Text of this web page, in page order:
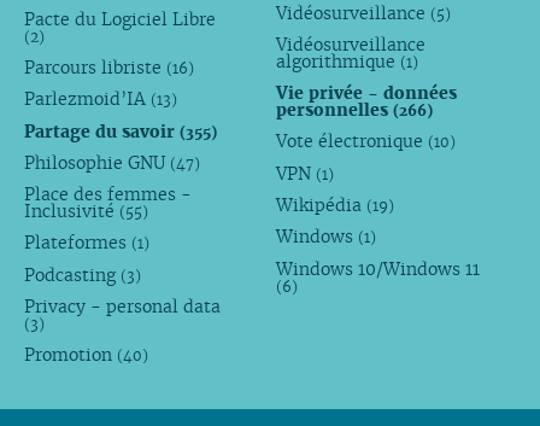
Pacte du Logiciel Libre
(2)
Parcours libriste (16)
Parlezmoid’IA (13)
Partage du savoir (355)
Philosophie GNU (47)
Place des femmes -
Inclusivité (55)
Plateformes (1)
Podcasting (3)
Privacy - personal data
(3)
Promotion (40)
Vidéosurveillance (5)
Vidéosurveillance
algorithmique (1)
Vie privée - données
personnelles(266)
Vote électronique (10)
VPN (1)
Wikipédia (19)
Windows (1)
Windows 10/Windows 11
(6)